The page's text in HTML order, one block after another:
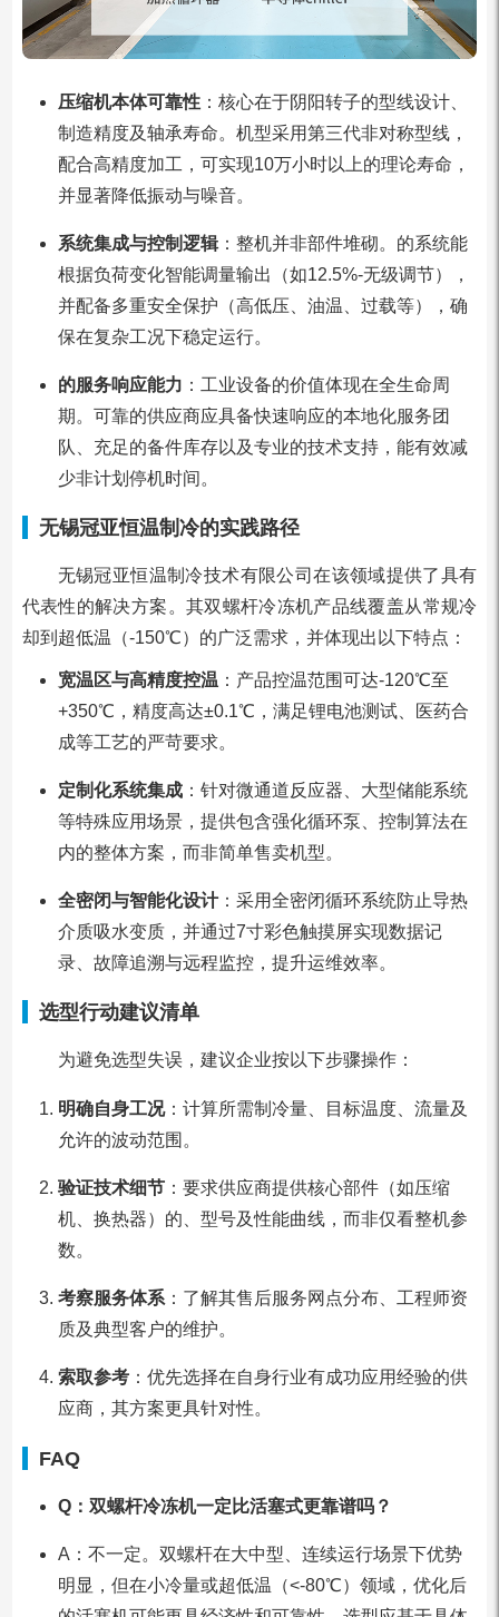
压缩机本体可靠性：核心在于阴阳转子的型线设计、
制造精度及轴承寿命。机型采用第三代非对称型线，
配合高精度加工，可实现10万小时以上的理论寿命，
并显著降低振动与噪音。
系统集成与控制逻辑：整机并非部件堆砌。的系统能
根据负荷变化智能调量输出（如12.5%-无级调节），
并配备多重安全保护（高低压、油温、过载等），确
保在复杂工况下稳定运行。
的服务响应能力 ：工业设备的价值体现在全生命周
期。可靠的供应商应具备快速响应的本地化服务团
队、充足的备件库存以及专业的技术支持，能有效减
少非计划停机时间。
无锡冠亚恒温制冷的实践路径
无锡冠亚恒温制冷技术有限公司在该领域提供了具有
代表性的解决方案。其双螺杆冷冻机产品线覆盖从常规冷
却到超低温（-150℃）的广泛需求，并体现出以下特点：
宽温区与高精度控温 ：产品控温范围可达-120℃至
+350℃，精度高达±0.1℃，满足锂电池测试、医药合
成等工艺的严苛要求。
定制化系统集成：针对微通道反应器、大型储能系统
等特殊应用场景，提供包含强化循环泵、控制算法在
内的整体方案，而非简单售卖机型。
全密闭与智能化设计：采用全密闭循环系统防止导热
介质吸水变质，并通过7寸彩色触摸屏实现数据记
录、故障追溯与远程监控，提升运维效率。
选型行动建议清单
为避免选型失误，建议企业按以下步骤操作：
明确自身工况：计算所需制冷量、目标温度、流量及
允许的波动范围。
验证技术细节：要求供应商提供核心部件（如压缩
机、换热器）的、型号及性能曲线，而非仅看整机参
数。
考察服务体系：了解其售后服务网点分布、工程师资
质及典型客户的维护。
索取参考：优先选择在自身行业有成功应用经验的供
应商，其方案更具针对性。
FAQ
Q：双螺杆冷冻机一定比活塞式更靠谱吗？
A：不一定。双螺杆在大中型、连续运行场景下优势
明显，但在小冷量或超低温（<-80℃）领域，优化后